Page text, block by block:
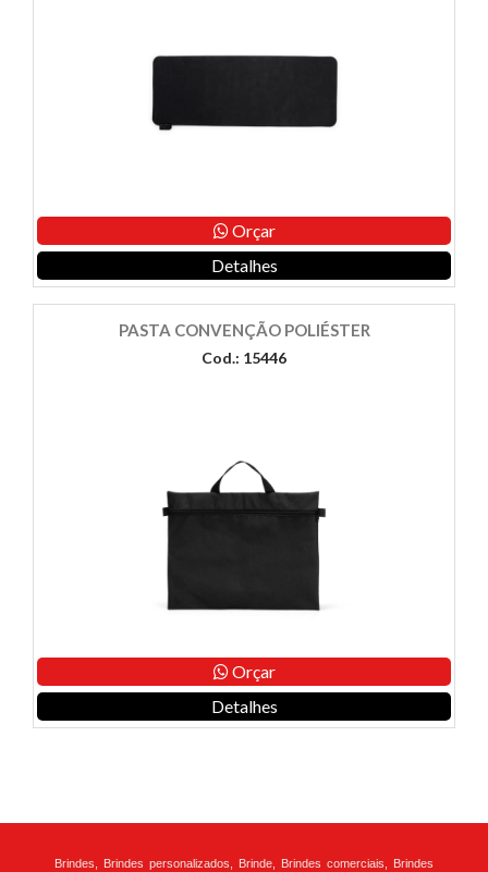
Orçar
Detalhes
PASTA CONVENÇÃO POLIÉSTER
Cod.: 15446
Orçar
Detalhes
Brindes, Brindes personalizados, Brinde, Brindes comerciais, Brindes